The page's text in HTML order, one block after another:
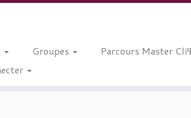
Groupes Parcours Master